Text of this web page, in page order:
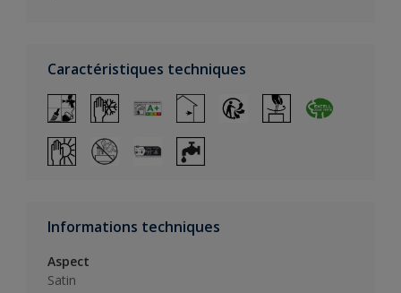
Caractéristiques techniques
Informations techniques
Aspect
Satin